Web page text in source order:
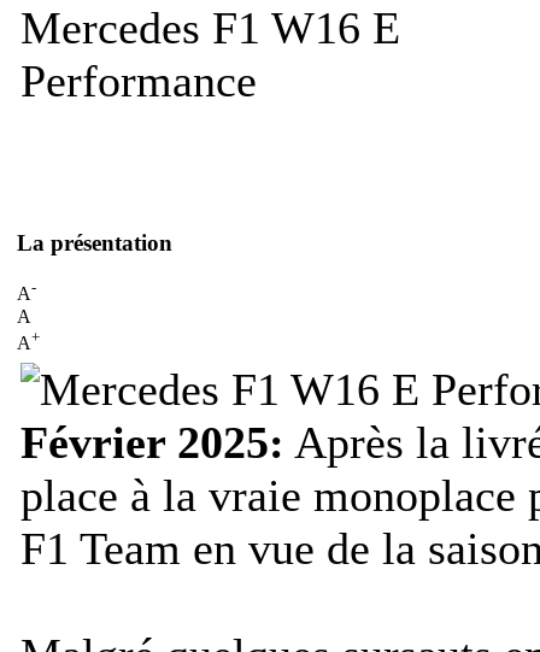
Mercedes F1 W16 E
Performance
La présentation
A-
A
A+
Février 2025: Après la
place à la vraie
F1 Team en vue de la